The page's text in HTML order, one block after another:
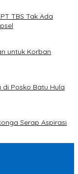
TBS Tak Ada
untuk Korban
Posko Batu Hula
Serap Aspirasi